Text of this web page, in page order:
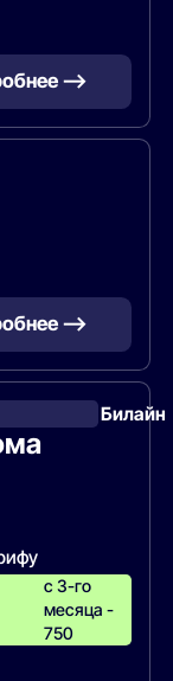
—>
—>
Билайн
с 3-го
месяца -
750